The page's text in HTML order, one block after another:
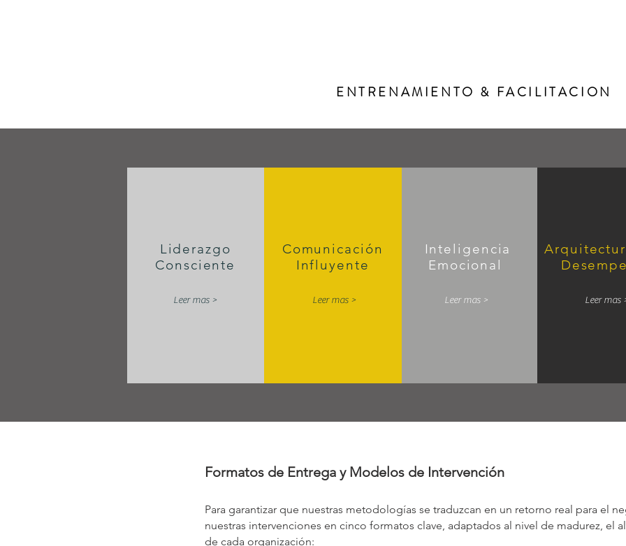
ENTRENAMIENTO & FACILITACION
Liderazgo
Consciente
Leer mas >
Comunicación
Influyente
Leer mas >
Inteligencia
Emocional
Leer mas > Leer mas
Formatos de Entrega y Modelos de Intervención
Para garantizar que nuestras metodologías se traduzcan en un retorno real para el
nuestras intervenciones en cinco formatos clave, adaptados al nivel de madurez, el
de cada organización: